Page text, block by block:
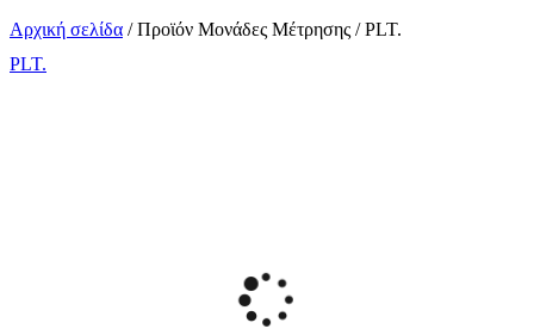
Αρχική σελίδα / Προϊόν Μονάδες Μέτρησης / PLT.
PLT.